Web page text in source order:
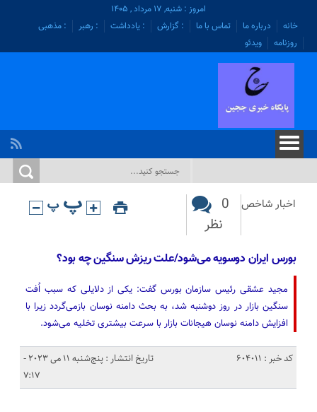
امروز : شنبه, ۱۷ مرداد , ۱۴۰۵
خانه
درباره ما تماس با ما : گزارش : یادداشت : رهبر
: مذهبی
روزنامه
ویدئو
اخبار شاخص
0
نظر
بورس ایران دوسویه می‌شود/علت ریزش سنگین چه بود؟
مجید عشقی رئیس سازمان بورس گفت: یکی از دلایلی که سبب اُفت
سنگین بازار در روز دوشنبه شد، به بحث دامنه نوسان بازمی‌گردد زیرا با
افزایش دامنه نوسان هیجانات بازار با سرعت بیشتری تخلیه می‌شود.
کد خبر : 604011
تاریخ انتشار : پنج‌شنبه 11 می 2023 -
7:17